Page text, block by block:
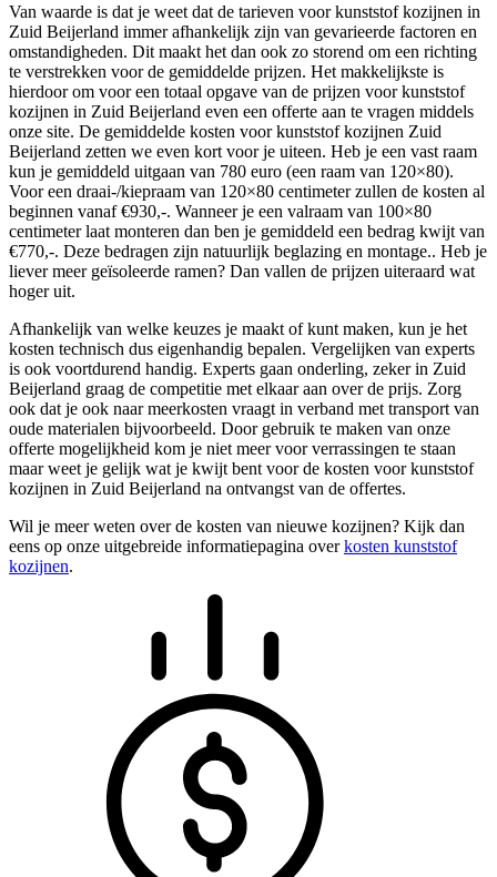
Van waarde is dat je weet dat de tarieven voor kunststof kozijnen in
Zuid Beijerland immer afhankelijk zijn van gevarieerde factoren en
omstandigheden. Dit maakt het dan ook zo storend om een richting
te verstrekken voor de gemiddelde prijzen. Het makkelijkste is
hierdoor om voor een totaal opgave van de prijzen voor kunststof
kozijnen in Zuid Beijerland even een offerte aan te vragen middels
onze site. De gemiddelde kosten voor kunststof kozijnen Zuid
Beijerland zetten we even kort voor je uiteen. Heb je een vast raam
kun je gemiddeld uitgaan van 780 euro (een raam van 120×80).
Voor een draai-/kiepraam van 120×80 centimeter zullen de kosten al
beginnen vanaf €930,-. Wanneer je een valraam van 100×80
centimeter laat monteren dan ben je gemiddeld een bedrag kwijt van
€770,-. Deze bedragen zijn natuurlijk beglazing en montage.. Heb je
liever meer geïsoleerde ramen? Dan vallen de prijzen uiteraard wat
hoger uit.
Afhankelijk van welke keuzes je maakt of kunt maken, kun je het
kosten technisch dus eigenhandig bepalen. Vergelijken van experts
is ook voortdurend handig. Experts gaan onderling, zeker in Zuid
Beijerland graag de competitie met elkaar aan over de prijs. Zorg
ook dat je ook naar meerkosten vraagt in verband met transport van
oude materialen bijvoorbeeld. Door gebruik te maken van onze
offerte mogelijkheid kom je niet meer voor verrassingen te staan
maar weet je gelijk wat je kwijt bent voor de kosten voor kunststof
kozijnen in Zuid Beijerland na ontvangst van de offertes.
Wil je meer weten over de kosten van nieuwe kozijnen? Kijk dan
eens op onze uitgebreide informatiepagina overkosten kunststof
kozijnen.